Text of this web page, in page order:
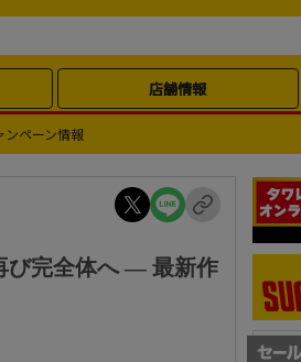
店舗情報
ンペーン情報
び完全体へ ― 最新作